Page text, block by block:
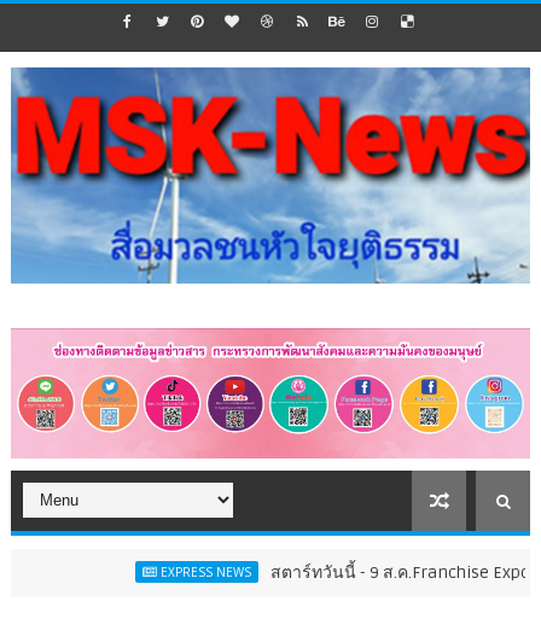
EXPRESS NEWS สตาร์ทวันนี้ - 9 ส.ค.Franchise Expo Thailand &